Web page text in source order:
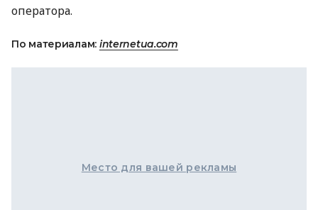
оператора.
По материалам: internetua.com
Место для вашей рекламы